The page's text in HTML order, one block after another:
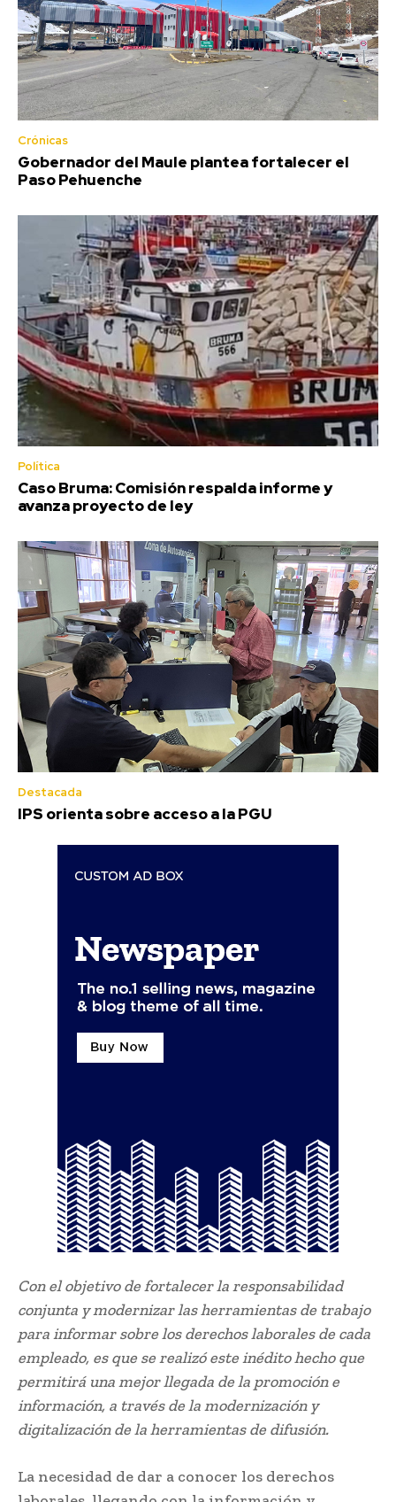
Crónicas
Gobernador del Maule plantea fortalecer el
Paso Pehuenche
Política
Caso Bruma: Comisión respalda informe y
avanza proyecto de ley
Destacada
IPS orienta sobre acceso a la PGU
Con el objetivo de fortalecer la responsabilidad
conjunta y modernizar las herramientas de trabajo
para informar sobre los derechos laborales de cada
empleado, es que se realizó este inédito hecho que
permitirá una mejor llegada de la promoción e
información, a través de la modernización y
digitalización de la herramientas de difusión.
La necesidad de dar a conocer los derechos